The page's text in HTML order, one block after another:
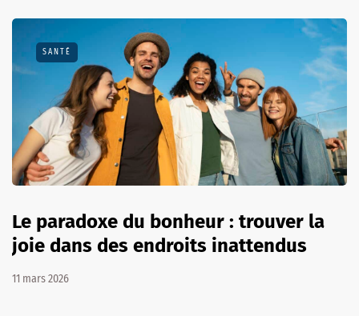
SANTÉ
Le paradoxe du bonheur : trouver la
joie dans des endroits inattendus
11 mars 2026